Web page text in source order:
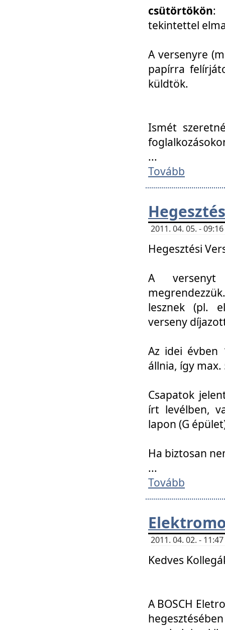
csütörtökön:
tekintettel
A versenyre
papírra
küldtök.
Ismét
...
Tovább
2011. 04. 05. -
Hegesztési
A versenyt
lesznek (pl.
verseny
Az idei évben
állnia, így
Csapatok
írt levélben,
lapon (G
Ha biztosan
...
Tovább
2011. 04. 02. -
Kedves
A BOSCH